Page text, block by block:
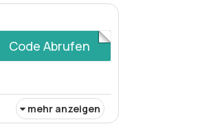
Code Abrufen
mehr anzeigen